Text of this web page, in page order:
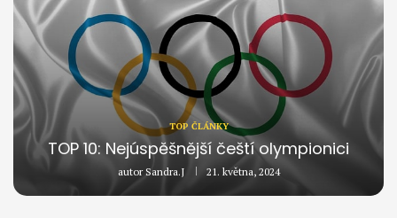
TOP ČLÁNKY
TOP 10: Nejúspěšnější čeští olympionici
autorSandra.J 21. května, 2024